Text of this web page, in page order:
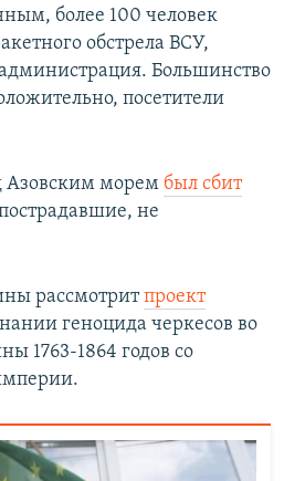
более 100 человек
обстрела ВСУ,
Большинство
посетители
Азовским морем был сбит
не
рассмотритпроект
геноцида черкесов во
1763-1864 годов со